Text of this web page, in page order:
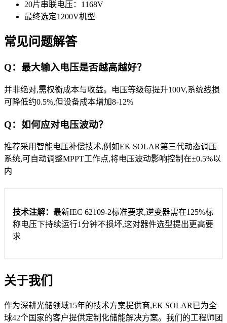
20片串联电压：1168V
最终选定1200V机型
常见问题解答
Q：最大输入电压是否越高越好？
并非绝对,需权衡成本与收益。电压等级每提升100V,系统线损
可降低约0.5%,但设备成本增加8-12%
Q：如何应对电压波动？
推荐采用智能电压补偿技术,例如EK SOLAR第三代动态调压
系统,可自动调整MPPT工作点,将电压波动影响控制在±0.5%以
内
技术注解： 最新IEC 62109-2标准要求,逆变器需在125%标
称电压下持续运行1分钟不损坏,这对器件选型提出更高要
求
关于我们
作为深耕光储领域15年的技术方案提供商,EK SOLAR已为全
球42个国家的客户提供定制化储能解决方案。我们的工程师团